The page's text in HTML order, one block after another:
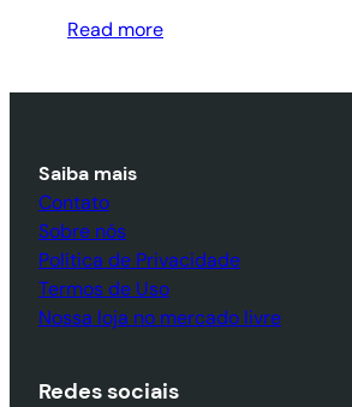
Read more
Saiba mais
Contato
Sobre nós
Política de Privacidade
Termos de Uso
Nossa loja no mercado livre
Redes sociais